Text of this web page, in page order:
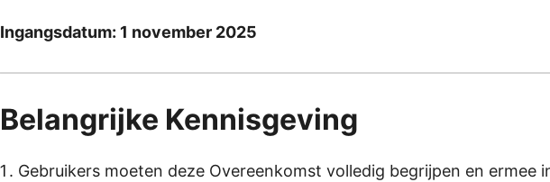
Ingangsdatum: 1 november 2025
Belangrijke Kennisgeving
Gebruikers moeten deze Overeenkomst volledig begrijpen en ermee